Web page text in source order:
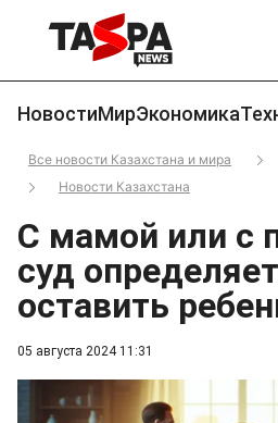
НовостиМирЭкономика
Все новости Казахстана и мира
Новости Казахстана
05 августа 2024 11:31
С мамой или с
суд
оставить